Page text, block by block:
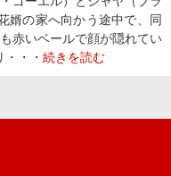
婿の家へ向かう途中で、同
赤いベールで顔が隠れてい
・・ 続きを読む